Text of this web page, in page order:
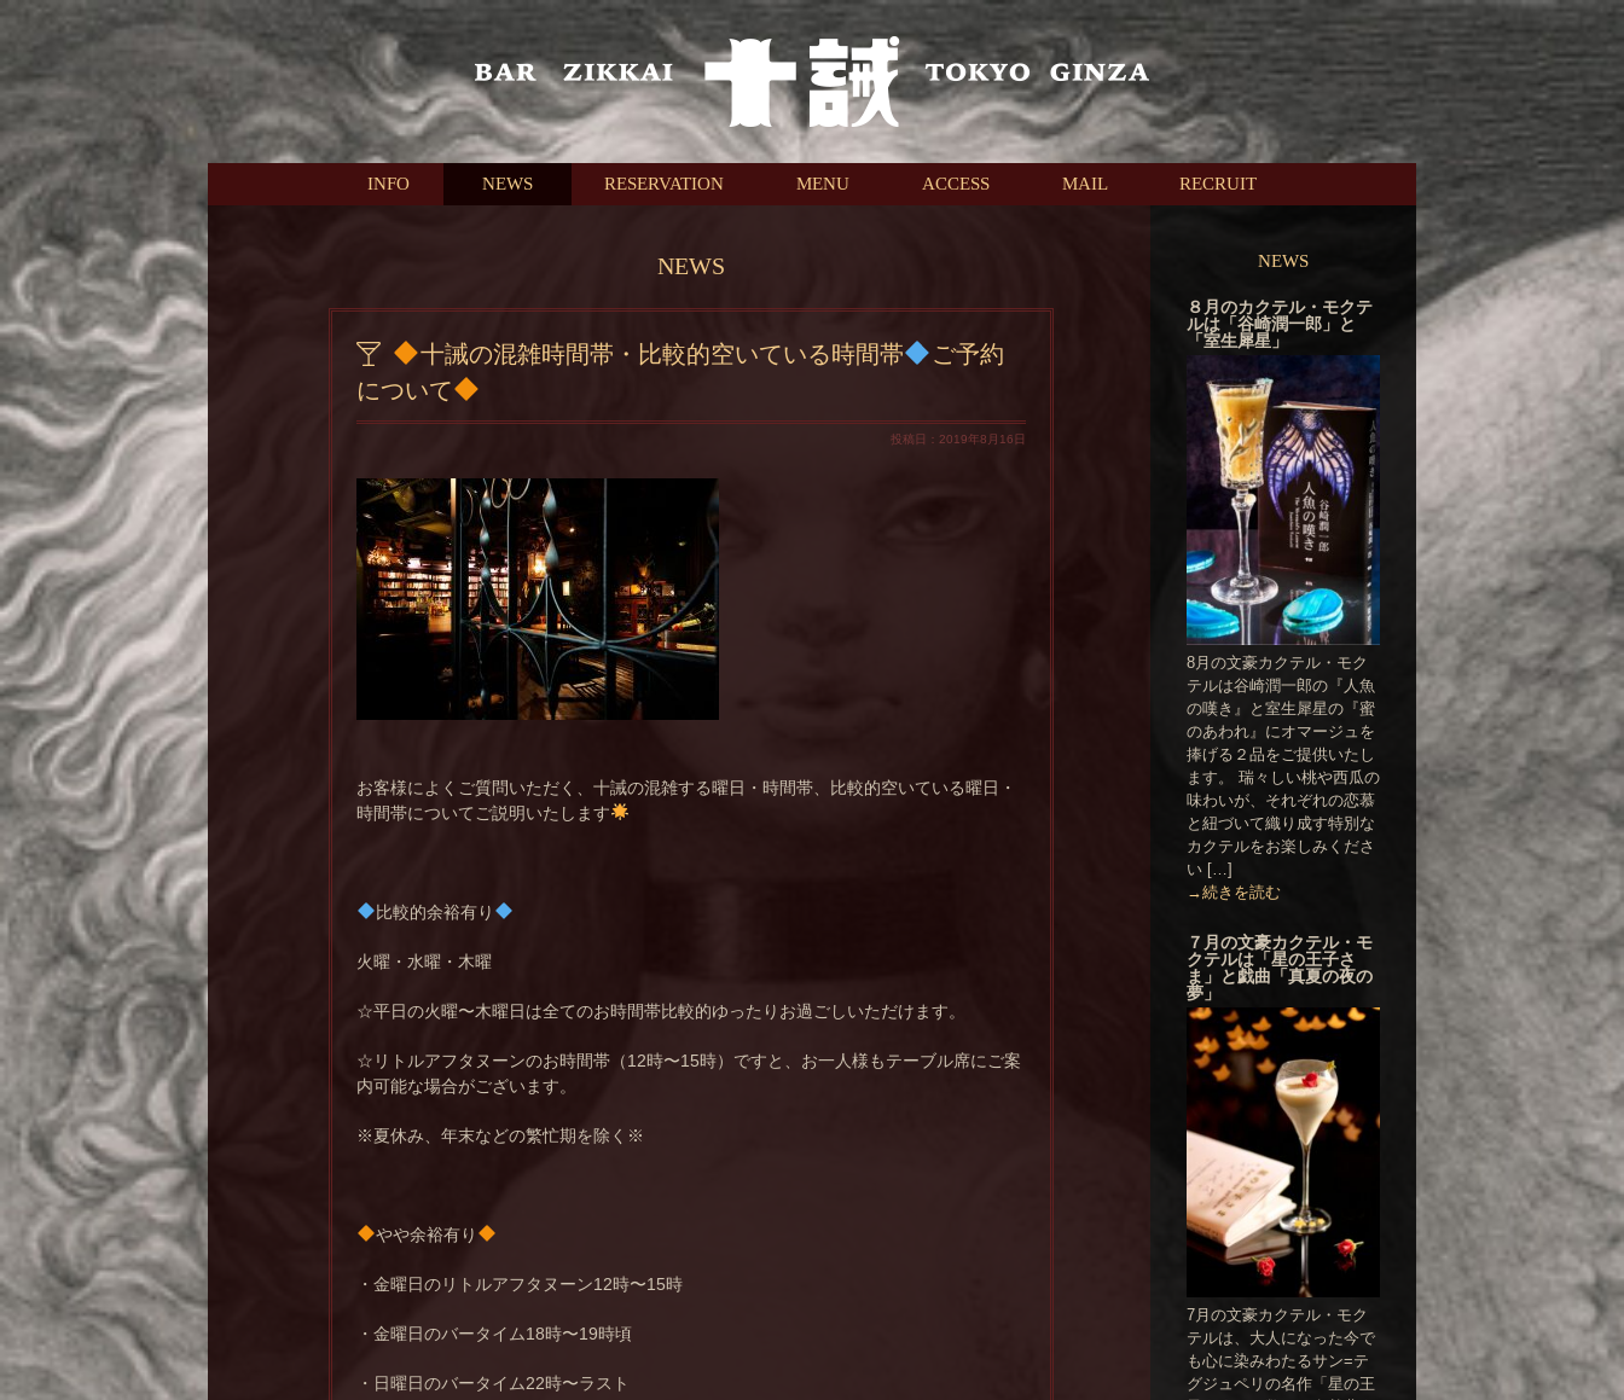
本文へスキップ
INFO NEWS RESERVATION MENU ACCESS MAIL RECRUIT
NEWS
十誡の混雑時間帯・比較的空いている時間帯
ご予約
について
投稿日：2019年8月16日
お客様によくご質問いただく、十誡の混雑する曜日・時間帯、比較的空いている曜日・
時間帯についてご説明いたします
比較的余裕有り
火曜・水曜・木曜
☆平日の火曜〜木曜日は全てのお時間帯比較的ゆったりお過ごしいただけます。
☆リトルアフタヌーンのお時間帯（12時〜15時）ですと、お一人様もテーブル席にご案
内可能な場合がございます。
※夏休み、年末などの繁忙期を除く※
やや余裕有り
・金曜日のリトルアフタヌーン12時〜15時
・金曜日のバータイム18時〜19時頃
・日曜日のバータイム22時〜ラスト
NEWS
８月のカクテル・モクテ
ルは「谷崎潤一郎」と
「室生犀星」
8月の文豪カクテル・モク
テルは谷崎潤一郎の『人魚
の嘆き』と室生犀星の『蜜
のあわれ』にオマージュを
捧げる２品をご提供いたし
ます。 瑞々しい桃や西瓜の
味わいが、それぞれの恋慕
と紐づいて織り成す特別な
カクテルをお楽しみくださ
い […]
→続きを読む
７月の文豪カクテル・モ
クテルは「星の王子さ
ま」と戯曲「真夏の夜の
夢」
7月の文豪カクテル・モク
テルは、大人になった今で
も心に染みわたるサン=テ
グジュペリの名作「星の王